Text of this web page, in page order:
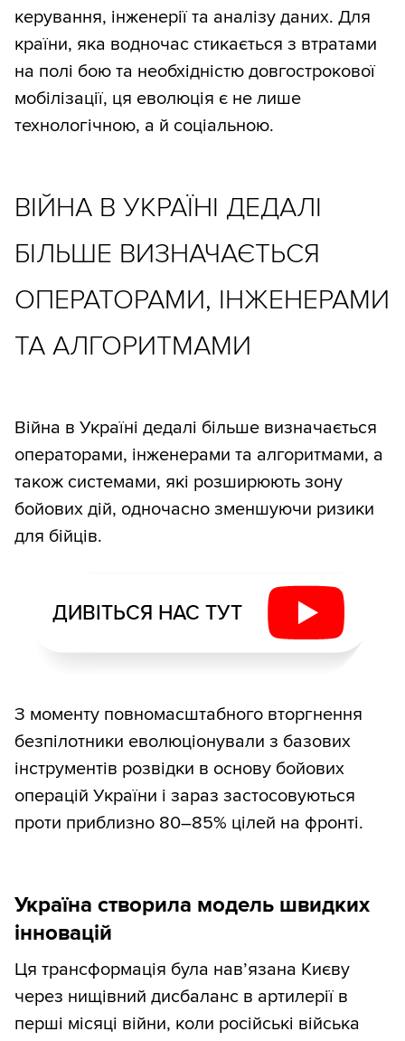
керування, інженерії та аналізу даних. Для
країни, яка водночас стикається з втратами
на полі бою та необхідністю довгострокової
мобілізації, ця еволюція є не лише
технологічною, а й соціальною.
ВІЙНА В УКРАЇНІ ДЕДАЛІ
БІЛЬШЕ ВИЗНАЧАЄТЬСЯ
ОПЕРАТОРАМИ, ІНЖЕНЕРАМИ
ТА АЛГОРИТМАМИ
Війна в Україні дедалі більше визначається
операторами, інженерами та алгоритмами, а
також системами, які розширюють зону
бойових дій, одночасно зменшуючи ризики
для бійців.
ДИВІТЬСЯ НАС ТУТ
З моменту повномасштабного вторгнення
безпілотники еволюціонували з базових
інструментів розвідки в основу бойових
операцій України і зараз застосовуються
проти приблизно 80–85% цілей на фронті.
Україна створила модель швидких
інновацій
Ця трансформація була нав’язана Києву
через нищівний дисбаланс в артилерії в
перші місяці війни, коли російські війська